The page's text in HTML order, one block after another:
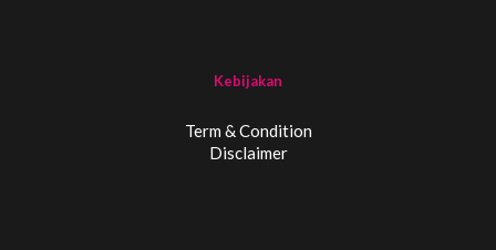
Kebijakan
Term & Condition
Disclaimer